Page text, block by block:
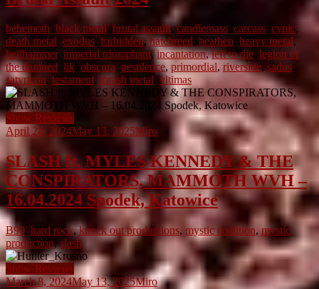
behemoth, black metal, brutal assault,candlemass carcass cynic,
death metal exodus, forbidden, hatebreed heathen heavy metal,
hellhammer, imperial triumphant, incantation,left to die legion of
the damned lik obscura, pestilence, primordial, riverside,sadus,
satyricon, testament, thrash metal, vltimas
Show Reviews
April 24, 2024May 13, 2025Miro
SLASH ft. MYLES KENNEDY & THE
CONSPIRATORS, MAMMOTH WVH –
16.04.2024 Spodek, Katowice
B90, hard rock,knock out productions, mystic coalition,mystic
production,slash
Show Reviews
March 8, 2024May 13, 2025Miro